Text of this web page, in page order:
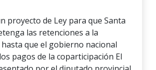
proyecto de Ley para que Santa
las retenciones a la
que el gobierno nacional
pagos de la coparticipación El